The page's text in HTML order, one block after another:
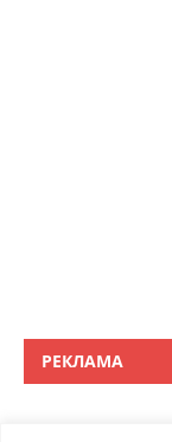
РЕКЛАМА